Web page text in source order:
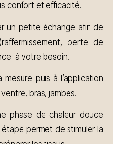
confort et efficacité.
un petite échange afin de
perte de
à votre besoin.
puis à l’application
bras, jambes.
phase de chaleur douce
permet de stimuler la